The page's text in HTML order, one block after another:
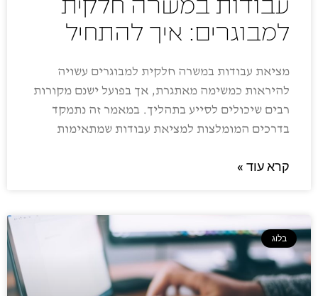
למבוגרים: איך להתחיל
מציאת עבודות במשרה חלקית למבוגרים עשויה
להיראות כמשימה מאתגרת, אך בפועל ישנם מקורות
רבים שיכולים לסייע בתהליך. במאמר זה נתמקד
בדרכים המומלצות למציאת עבודות שמתאימות
קרא עוד »
בלוג